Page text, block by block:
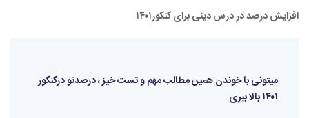
افزایش درصد در درس دینی برای کنکور۱۴۰۱
میتونی با خوندن همین مطالب مهم و تست خیز ، درصدتو در‌کنکور
۱۴۰۱ بالا ببری